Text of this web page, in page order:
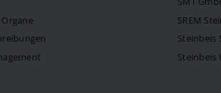
SREM
Steinbeis
Steinbeis